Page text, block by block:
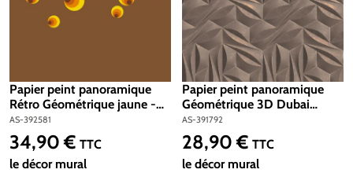
Papier peint panoramique
Rétro Géométrique jaune -
The Wall 2 d'A.S. Création |
Réf. AS-392581
AS-392581
Prix régulier :
34,90 € TTC
le décor mural
Papier peint panoramique
Géométrique 3D Dubai
taupe - Metropolitan Travel
Stories d'A.S. Création | Réf.
AS-391792
AS-391792
Prix régulier :
28,90 € TTC
le décor mural